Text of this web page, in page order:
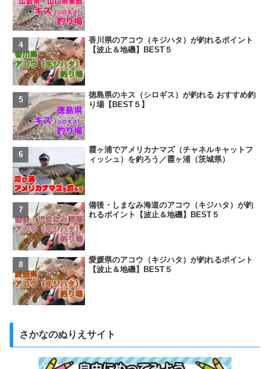
香川県のアコウ（キジハタ）が釣れるポイント
【波止＆地磯】BEST５
徳島県のキス（シロギス）が釣れる おすすめ釣
り場【BEST５】
霞ヶ浦でアメリカナマズ（チャネルキャットフ
ィッシュ）を釣ろう／霞ヶ浦（茨城県）
備後・しまなみ海道のアコウ（キジハタ）が釣
れるポイント【波止＆地磯】BEST５
愛媛県のアコウ（キジハタ）が釣れるポイント
【波止＆地磯】BEST５
さかなのぬりえサイト